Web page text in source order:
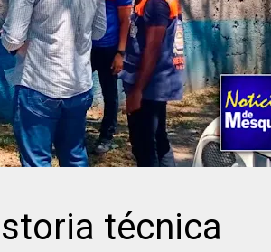
técnica